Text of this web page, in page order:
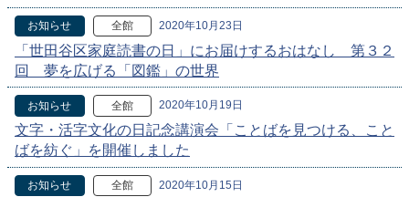
お知らせ 全館 2020年10月23日
「世田谷区家庭読書の日」にお届けするおはなし 第３２
回 夢を広げる「図鑑」の世界
お知らせ 全館 2020年10月19日
文字・活字文化の日記念講演会「ことばを見つける、こと
ばを紡ぐ」を開催しました
お知らせ 全館 2020年10月15日